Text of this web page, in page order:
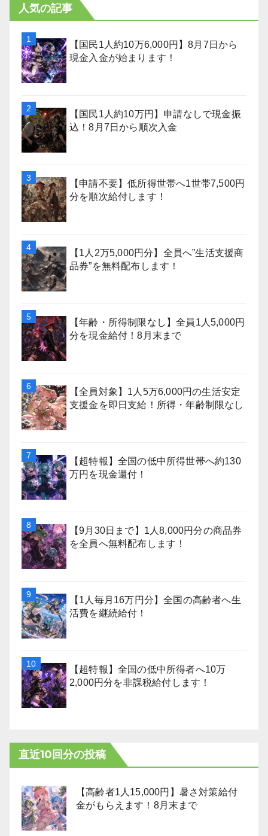
人気の記事
【国民1人約10万6,000円】8月7日から
現金入金が始まります！
【国民1人約10万円】申請なしで現金振
込！8月7日から順次入金
【申請不要】低所得世帯へ1世帯7,500円
分を順次給付します！
【1人2万5,000円分】全員へ”生活支援商
品券”を無料配布します！
【年齢・所得制限なし】全員1人5,000円
分を現金給付！8月末まで
【全員対象】1人5万6,000円の生活安定
支援金を即日支給！所得・年齢制限なし
【超特報】全国の低中所得世帯へ約130
万円を現金還付！
【9月30日まで】1人8,000円分の商品券
を全員へ無料配布します！
【1人毎月16万円分】全国の高齢者へ生
活費を継続給付！
【超特報】全国の低中所得者へ10万
2,000円分を非課税給付します！
直近10回分の投稿
【高齢者1人15,000円】暑さ対策給付
金がもらえます！8月末まで